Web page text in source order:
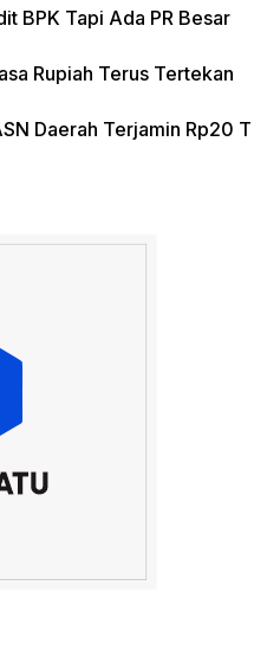
BPK Tapi Ada PR Besar
Rupiah Terus Tertekan
Daerah Terjamin Rp20 T